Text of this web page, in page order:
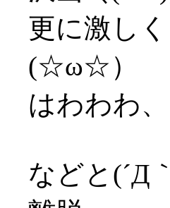
更に激し
(☆ω☆）
はわわわ
などと(´Д